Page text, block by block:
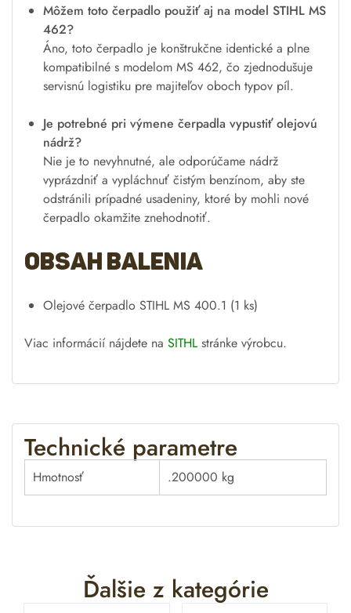
Môžem toto čerpadlo použiť aj na model STIHL MS
462?
Áno, toto čerpadlo je konštrukčne identické a plne
kompatibilné s modelom MS 462, čo zjednodušuje
servisnú logistiku pre majiteľov oboch typov píl.
Je potrebné pri výmene čerpadla vypustiť olejovú
nádrž?
Nie je to nevyhnutné, ale odporúčame nádrž
vyprázdniť a vypláchnuť čistým benzínom, aby ste
odstránili prípadné usadeniny, ktoré by mohli nové
čerpadlo okamžite znehodnotiť.
Obsah balenia
Olejové čerpadlo STIHL MS 400.1 (1 ks)
Viac informácií nájdete na SITHL stránke výrobcu.
Technické parametre
Hmotnosť .200000 kg
Ďalšie z kategórie